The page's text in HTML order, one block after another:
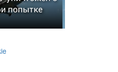
попытке